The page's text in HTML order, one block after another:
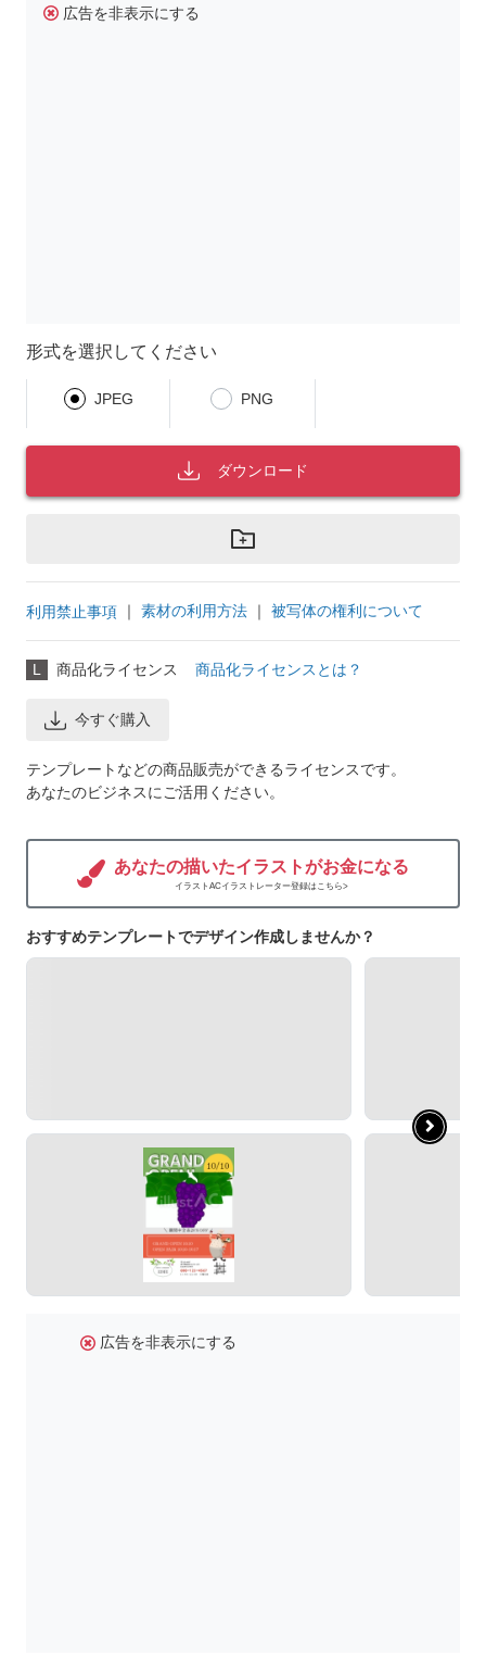
広告を非表示にする
形式を選択してください
JPEG PNG
ダウンロード
利用禁止事項 ｜ 素材の利用方法 ｜ 被写体の権利について
L 商品化ライセンス 商品化ライセンスとは？
今すぐ購入
テンプレートなどの商品販売ができるライセンスです。
あなたのビジネスにご活用ください。
あなたの描いたイラストがお金になる
イラストACイラストレーター登録はこちら>
おすすめテンプレートでデザイン作成しませんか？
広告を非表示にする